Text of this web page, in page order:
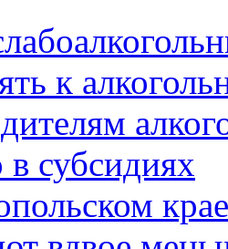
к
в субсидиях